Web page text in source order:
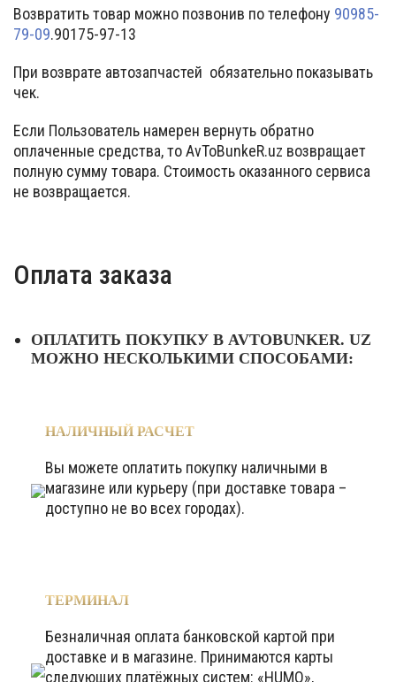
Возвратить товар можно позвонив по телефону 90985-
79-09.90175-97-13
При возврате автозапчастей обязательно показывать
чек.
Если Пользователь намерен вернуть обратно
оплаченные средства, то AvToBunkeR.uz возвращает
полную сумму товара. Стоимость оказанного сервиса
не возвращается.
Оплата заказа
ОПЛАТИТЬ ПОКУПКУ В AVTOBUNKER. UZ
МОЖНО НЕСКОЛЬКИМИ СПОСОБАМИ:
НАЛИЧНЫЙ РАСЧЕТ
Вы можете оплатить покупку наличными в
магазине или курьеру (при доставке товара –
доступно не во всех городах).
ТЕРМИНАЛ
Безналичная оплата банковской картой при
доставке и в магазине. Принимаются карты
следующих платёжных систем: «HUMO»,